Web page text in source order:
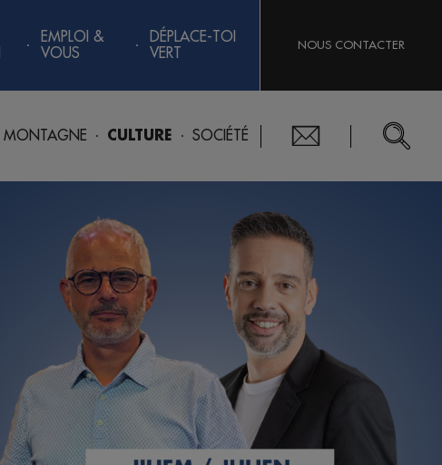
MONTAGNE CULTURE SOCIÉTÉ
EMPLOI &
VOUS
DÉPLACE-TOI
VERT
NOUS CONTACTER